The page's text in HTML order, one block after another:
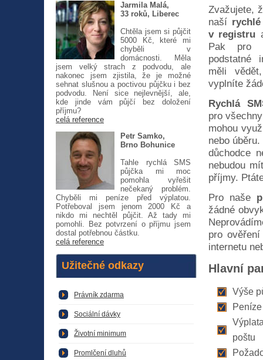
Jarmila Malá,
33 roků, Liberec
Chtěla jsem si půjčit
5000 Kč, které mi
chyběli v
domácnosti. Měla
jsem velký strach z podvodu, ale
nakonec jsem zjistila, že je možné
sehnat slušnou a poctivou půjčku i bez
podvodu. Není sice nejlevnější, ale,
kde jinde vám půjčí bez doložení
příjmu?
celá reference
Petr Samko,
Brno Bohunice
Tahle rychlá SMS
půjčka mi moc
pomohla vyřešit
nečekaný problém.
Chyběli mi peníze před výplatou.
Potřeboval jsem jenom 2000 Kč a
nikdo mi nechtěl půjčit. Až tady mi
pomohli. Bez potvrzení o příjmu jsem
dostal potřebnou částku.
celá reference
Užitečné odkazy
Právník zdarma
Sociální dávky
Životní minimum
Promlčení dluhů
Zvažujete,
naší
v registru
Pak pro
podstatné
měli
vyplníte
Rychlá
pro
mohou
nebo
důchodce
nebudou
příjmy.
Pro naše
žádné
pro
internetu
Hlavní
Výše
poštu